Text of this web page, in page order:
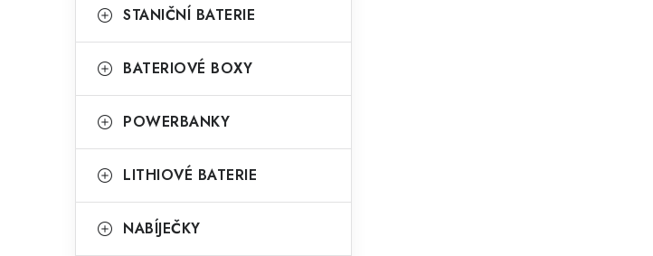
p
e
STANIČNÍ BATERIE
BATERIOVÉ BOXY
POWERBANKY
LITHIOVÉ BATERIE
NABÍJEČKY